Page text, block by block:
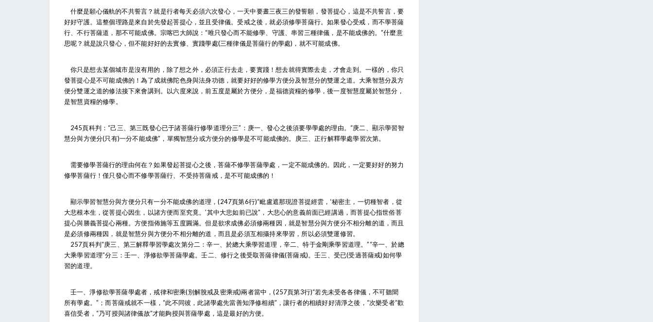
什麼是願心儀軌的不共誓言？就是行者每天必須六次發心，一天中要晝三夜三的發誓願，發菩提心，這是不共誓言，要
好好守護。這整個理路是來自於先發起菩提心，並且受律儀。受戒之後，就必須修學菩薩行。如果發心受戒，而不學菩薩
行、不行菩薩道，那不可能成佛。宗喀巴大師說：“唯只發心而不能修學、守護、串習三種律儀，是不能成佛的。”什麼意
思呢？就是說只發心，但不能好好的去實修、實踐學處(三種律儀是菩薩行的學處)，就不可能成佛。
你只是想去某個城市是沒有用的，除了想之外，必須正行去走，要實踐！想去就得實際去走，才會走到。一樣的，你只
發菩提心是不可能成佛的！為了成就佛陀色身與法身功德，就要好好的修學方便分及智慧分的雙運之道。大乘智慧分及方
便分雙運之道的修法接下來會講到。以六度來說，前五度是屬於方便分，是福德資糧的修學，後一度智慧度屬於智慧分，
是智慧資糧的修學。
245頁科判：“己三、第三既發心已于諸菩薩行修學道理分三”：庚一、發心之後須要學學處的理由。“庚二、顯示學習智
慧分與方便分(只有)一分不能成佛”，單獨智慧分或方便分的修學是不可能成佛的。庚三、正行解釋學處學習次第。
需要修學菩薩行的理由何在？如果發起菩提心之後，菩薩不修學菩薩學處，一定不能成佛的。因此，一定要好好的努力
修學菩薩行！僅只發心而不修學菩薩行、不受持菩薩戒，是不可能成佛的！
顯示學習智慧分與方便分只有一分不能成佛的道理，(247頁第6行)“毗盧遮那現證菩提經雲，‘秘密主，一切種智者，從
大悲根本生，從菩提心因生，以諸方便而至究竟。’其中大悲如前已說”，大悲心的意義前面已經講過，而菩提心指世俗菩
提心與勝義菩提心兩種。方便指佈施等五度圓滿。但是欲求成佛必須修兩種因，就是智慧分與方便分不相分離的道，而且
是必須修兩種因，就是智慧分與方便分不相分離的道，而且是必須互相攝持來學習，所以必須雙運修習。
257頁科判“庚三、第三解釋學習學處次第分二：辛一、於總大乘學習道理，辛二、特于金剛乘學習道理。”“辛一、於總
大乘學習道理”分三：壬一、淨修欲學菩薩學處。壬二、修行之後受取菩薩律儀(菩薩戒)。壬三、受已(受過菩薩戒)如何學
習的道理。
壬一、淨修欲學菩薩學處者，戒律和密乘(別解脫戒及密乘戒)兩者當中，(257頁第3行)“若先未受各各律儀，不可聽聞
所有學處。”；而菩薩戒就不一樣，“此不同彼，此諸學處先當善知淨修相續”，讓行者的相續好好清淨之後，“次樂受者”歡
喜信受者，“乃可授與諸律儀故”才能夠授與菩薩學處，這是最好的方便。